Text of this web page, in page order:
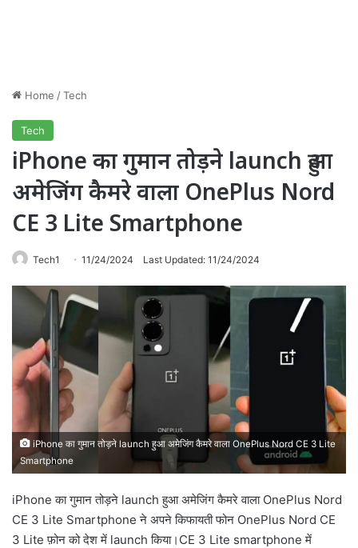
Home /Tech
Tech
iPhone का गुमान तोड़ने launch हुआ
अमेजिंग कैमरे वाला OnePlus Nord
CE 3 Lite Smartphone
Tech1 11/24/2024 Last Updated: 11/24/2024
iPhone का गुमान तोड़ने launch हुआ अमेजिंग कैमरे वाला OnePlus Nord CE 3 Lite
Smartphone
iPhone का गुमान तोड़ने launch हुआ अमेजिंग कैमरे वाला OnePlus Nord
CE 3 Lite Smartphone ने अपने किफायती फोन OnePlus Nord CE
3 Lite फ़ोन को देश में launch किया।CE 3 Lite smartphone में